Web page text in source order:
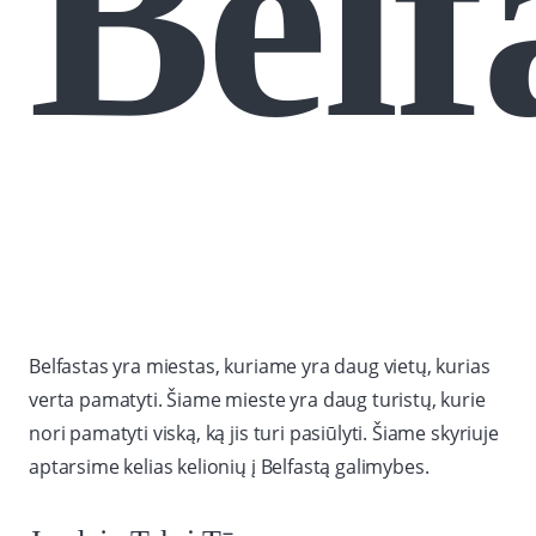
Belfastas yra miestas, kuriame yra daug vietų, kurias
verta pamatyti. Šiame mieste yra daug turistų, kurie
nori pamatyti viską, ką jis turi pasiūlyti. Šiame skyriuje
aptarsime kelias kelionių į Belfastą galimybes.